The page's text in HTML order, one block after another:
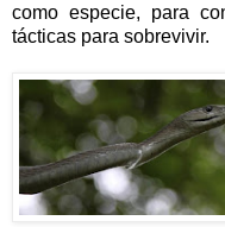
como especie, para
tácticas para sobrevivir.